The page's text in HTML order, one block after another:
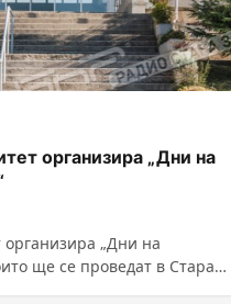
организира „Дни на
организира „Дни на
ще се проведат в Стара